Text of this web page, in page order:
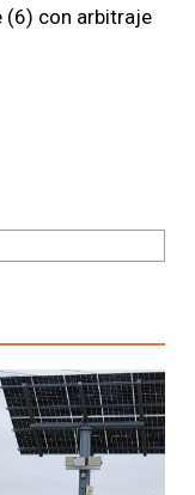
(6) con arbitraje